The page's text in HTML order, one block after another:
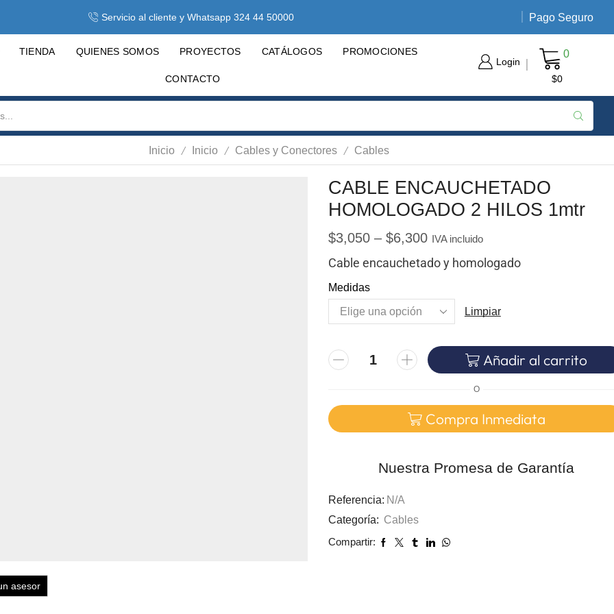
Servicio al cliente y Whatsapp 324 44 50000 Envíos nacionales de 3 a 5
Pago Seguro
TIENDA QUIENES SOMOS PROYECTOS CATÁLOGOS PROMOCIONES
CONTACTO
Login
0
$0
Inicio / Inicio / Cables y Conectores / Cables
asesor
CABLE ENCAUCHETADO
HOMOLOGADO 2 HILOS 1mtr
$3,050 – $6,300 IVA incluido
Cable encauchetado y homologado
Medidas
Limpiar
Añadir al carrito
O
Compra Inmediata
Nuestra Promesa de Garantía
Referencia: N/A
Categoría: Cables
Compartir: